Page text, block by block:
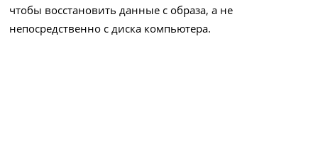
чтобы восстановить данные с образа, а не
непосредственно с диска компьютера.